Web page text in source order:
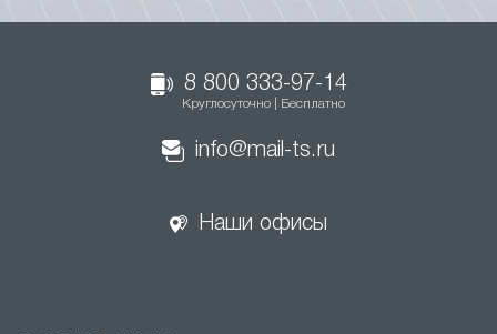
8 800 333-97-14
Круглосуточно | Бесплатно
info@mail-ts.ru
Наши офисы